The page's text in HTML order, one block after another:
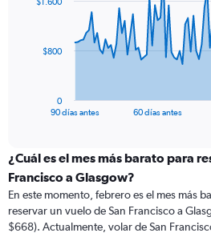
data
The
categories.
Range:
categories.
The
90 días antes 60 días antes
0
$800
¿Cuál es el mes más barato para
Francisco a Glasgow?
En este momento, febrero es el mes más
reservar un vuelo de San Francisco a
$668). Actualmente, volar de San